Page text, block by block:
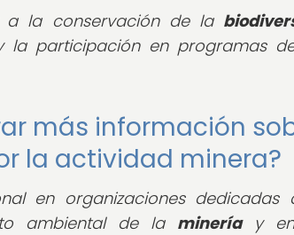
a la conservación de la
participación en programas
más información
la actividad minera?
en organizaciones dedicadas
ambiental de la mineríay en